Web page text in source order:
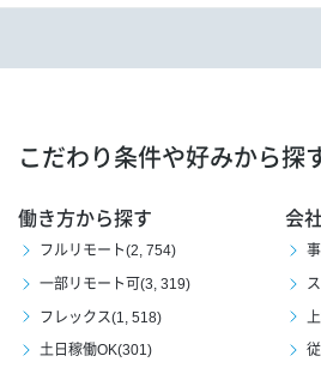
こだわり条件や好みから探
働き方から探す
フルリモート(2, 754)
一部リモート可(3, 319)
フレックス(1, 518)
土日稼働OK(301)
会